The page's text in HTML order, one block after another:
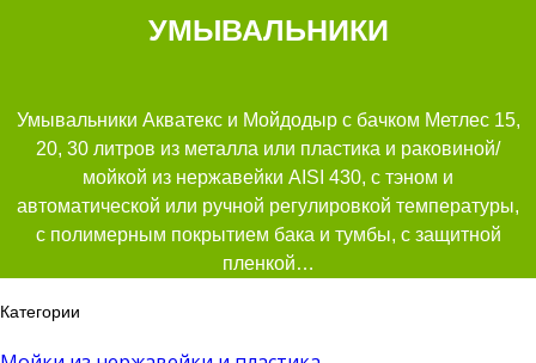
УМЫВАЛЬНИКИ
Умывальники Акватекс и Мойдодыр с бачком Метлес 15,
20, 30 литров из металла или пластика и раковиной/
мойкой из нержавейки AISI 430, с тэном и
автоматической или ручной регулировкой температуры,
с полимерным покрытием бака и тумбы, с защитной
пленкой…
Категории